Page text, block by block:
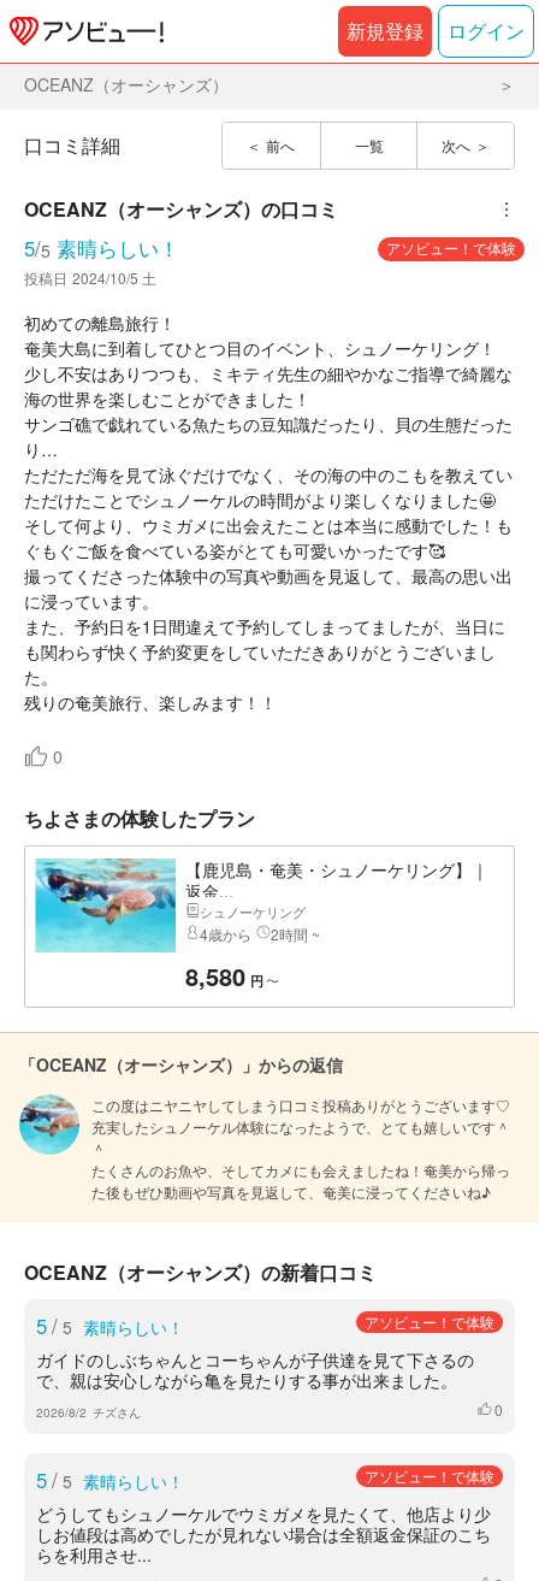
新規登録 ログイン
OCEANZ（オーシャンズ）
前へ 一覧 次へ
口コミ詳細
OCEANZ（オーシャンズ） の口コミ ︙
5/5 素晴らしい！
アソビュー！で体験
投稿日 2024/10/5 土
初めての離島旅行！
奄美大島に到着してひとつ目のイベント、シュノーケリング！
少し不安はありつつも、ミキティ先生の細やかなご指導で綺麗な
海の世界を楽しむことができました！
サンゴ礁で戯れている魚たちの豆知識だったり、貝の生態だった
り…
ただただ海を見て泳ぐだけでなく、その海の中のこもを教えてい
ただけたことでシュノーケルの時間がより楽しくなりました🤩
そして何より、ウミガメに出会えたことは本当に感動でした！も
ぐもぐご飯を食べている姿がとても可愛いかったです🥰
撮ってくださった体験中の写真や動画を見返して、最高の思い出
に浸っています。
また、予約日を1日間違えて予約してしまってましたが、当日に
も関わらず快く予約変更をしていただきありがとうございまし
た。
残りの奄美旅行、楽しみます！！
0
ちよさまの体験したプラン
【鹿児島・奄美・シュノーケリング】｜
返金...
シュノーケリング
4歳から 2時間 ~
8,580 円 〜
「OCEANZ（オーシャンズ）」からの返信
この度はニヤニヤしてしまう口コミ投稿ありがとうございます♡
充実したシュノーケル体験になったようで、とても嬉しいです＾
＾
たくさんのお魚や、そしてカメにも会えましたね！奄美から帰っ
た後もぜひ動画や写真を見返して、奄美に浸ってくださいね♪
OCEANZ（オーシャンズ）の新着口コミ
5/ 5 素晴らしい！ アソビュー！で体験
ガイドのしぶちゃんとコーちゃんが子供達を見て下さるの
で、親は安心しながら亀を見たりする事が出来ました。
2026/8/2 チズさん いいね
0
5/ 5 素晴らしい！ アソビュー！で体験
どうしてもシュノーケルでウミガメを見たくて、他店より少
しお値段は高めでしたが見れない場合は全額返金保証のこち
らを利用させ...